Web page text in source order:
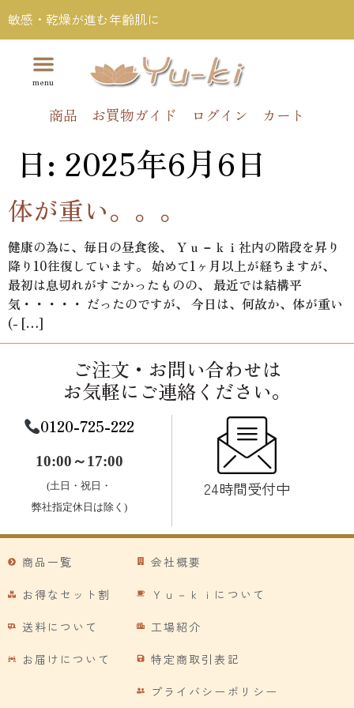
敏感・乾燥が進む年齢肌に
商品 お買物ガイド ログイン カート
日: 2025年6月6日
体が重い。。。
健康の為に、毎日の昼食後、 Ｙｕ－ｋｉ社内の階段を昇り
降り10往復しています。 始めて1ヶ月以上が経ちますが、
最初は息切れがすごかったものの、 最近では結構平
気・・・・・ だったのですが、 今日は、何故か、体が重い
(- […]
ご注文・お問い合わせは
お気軽にご連絡ください。
0120-725-222
10:00～17:00
(土日・祝日・
弊社指定休日は除く)
24時間受付中
商品一覧
お得なセット割
送料について
お届けについて
会社概要
Ｙｕ－ｋｉについて
工場紹介
特定商取引表記
プライバシーポリシー